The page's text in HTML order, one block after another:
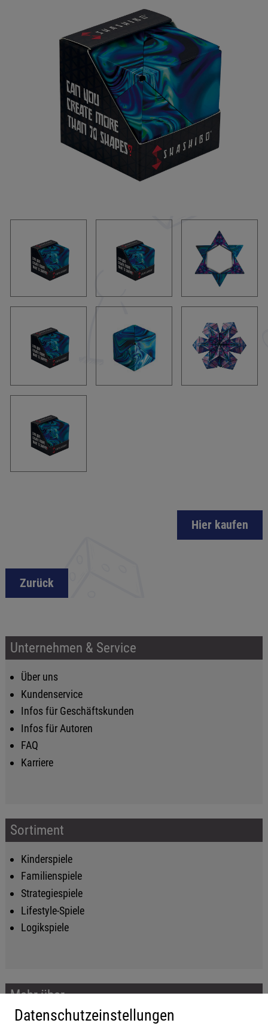
Hier kaufen
Zurück
Unternehmen & Service
Über uns
Kundenservice
Infos für Geschäftskunden
Infos für Autoren
FAQ
Karriere
Sortiment
Kinderspiele
Familienspiele
Strategiespiele
Lifestyle-Spiele
Logikspiele
Mehr über...
Impressum
Datenschutzeinstellungen